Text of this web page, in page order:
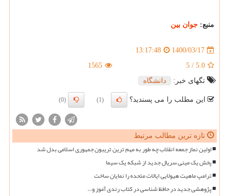
منبع: جوان بین
1400/03/17
13:17:48
5.0
/
5
1565
تگهای خبر:
دانشگاه
این مطلب را می پسندید؟ (1)
(0)
تازه ترین مطالب مرتبط
اولین نماز جمعه انقلاب چه طور به مهم ترین تریبون جمهوری اسلامی بدل شد
پخش یک مینی سریال جدید از شبکه یک سیما
ترامپ ماهیت هیولایی ایالات متحده را نمایان ساخت
پژوهشی جدید در حافظ شناسی در کتاب رندی آموز و...